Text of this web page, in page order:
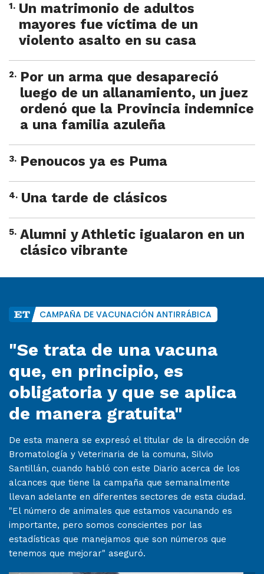
1. Un matrimonio de adultos
mayores fue víctima de un
violento asalto en su casa
2. Por un arma que desapareció
luego de un allanamiento, un juez
ordenó que la Provincia indemnice
a una familia azuleña
3. Penoucos ya es Puma
4. Una tarde de clásicos
5. Alumni y Athletic igualaron en un
clásico vibrante
CAMPAÑA DE VACUNACIÓN ANTIRRÁBICA
"Se trata de una vacuna
que, en principio, es
obligatoria y que se aplica
de manera gratuita"
De esta manera se expresó el titular de la dirección de
Bromatología y Veterinaria de la comuna, Silvio
Santillán, cuando habló con este Diario acerca de los
alcances que tiene la campaña que semanalmente
llevan adelante en diferentes sectores de esta ciudad.
"El número de animales que estamos vacunando es
importante, pero somos conscientes por las
estadísticas que manejamos que son números que
tenemos que mejorar" aseguró.